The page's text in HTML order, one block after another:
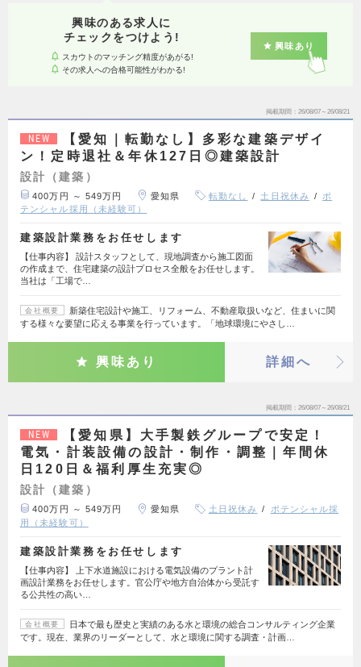
興味のある求人に
チェックをつけよう!
スカウトのマッチング精度があがる!
その求人への合格可能性がわかる!
興味あり
掲載期間 26/08/07～26/08/21
NEW
【愛知｜転勤なし】多彩な建築デザイ
ン！定時退社＆年休127日◎建築設計
設計（建築）
400万円 ～ 549万円 愛知県 転勤なし 土日祝休み
ポ
テンシャル採用（未経験可）
建築設計業務をお任せします
【仕事内容】 設計スタッフとして、現地調査から施工図面
の作成まで、住宅建築の設計プロセス全般をお任せします。
当社は「工場で…
会社概要
新築住宅設計や施工、リフォーム、不動産取扱いなど、住まいに関
する様々な要望に応える事業を行っています。「地球環境にやさし…
興味あり 詳細へ
掲載期間 26/08/07～26/08/21
NEW
【愛知県】大手製鉄グループで安定！
電気・計装設備の設計・制作・調整｜年間休
日120日＆福利厚生充実◎
設計（建築）
400万円 ～ 549万円 愛知県 土日祝休み
ポテンシャル採
用（未経験可）
建築設計業務をお任せします
【仕事内容】 上下水道施設における電気設備のプラント計
画設計業務をお任せします。官公庁や地方自治体から受託す
る公共性の高い…
会社概要
日本で最も歴史と実績のある水と環境の総合コンサルティング企業
です。現在、業界のリーダーとして、水と環境に関する調査・計画…